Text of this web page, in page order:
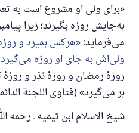
«برای ولی او مشروع است به
به‌جایش روزه بگیرند؛ زیرا
می‌فرماید: هرکس بمیرد و
ولی‌اش به جای او روزه می‌گیرد
روزهٔ رمضان و روزهٔ نذر و
بر می‌گیرد» (فتاوی اللجنة الدائمة: ۹/
شیخ الاسلام ابن تیمیه ـ رحمه
را
از پرسش تا پاسخ، کمک مالی
یاری
رسول الله صلی الله
آنکه به سوی خیری